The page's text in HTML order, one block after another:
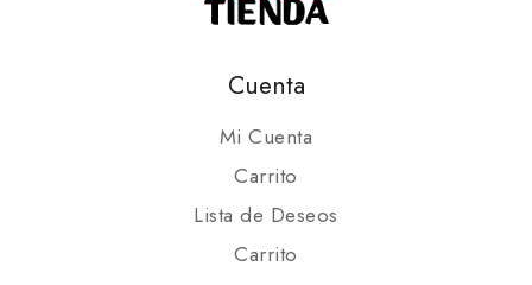
Cuenta
Mi Cuenta
Carrito
Lista de Deseos
Carrito